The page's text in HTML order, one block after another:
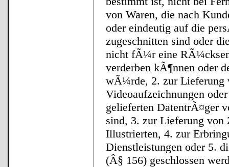
von Waren, die nach
oder eindeutig auf die
zugeschnitten sind oder
nicht fÃ¼r eine
verderben kÃ¶nnen oder
wÃ¼rde, 2. zur Lieferung
Videoaufzeichnungen
gelieferten DatentrÃ¤ger
sind, 3. zur Lieferung von
Illustrierten, 4. zur
Dienstleistungen oder 5.
(Â§ 156) geschlossen